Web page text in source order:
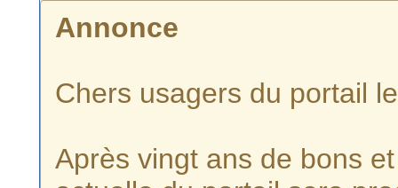
Annonce
Chers usagers du portail
Après vingt ans de bons